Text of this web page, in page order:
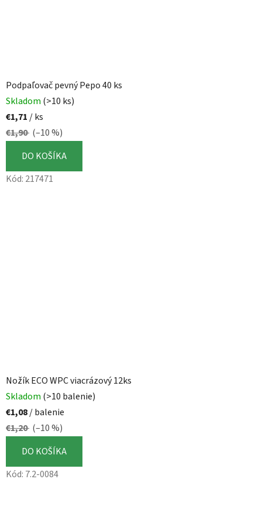
Podpaľovač pevný Pepo 40 ks
Skladom (>10 ks)
€1,71 / ks
€1,90 (–10 %)
DO KOŠÍKA
Kód: 217471
Nožík ECO WPC viacrázový 12ks
Skladom (>10 balenie)
€1,08/ balenie
€1,20 (–10 %)
DO KOŠÍKA
Kód: 7.2-0084